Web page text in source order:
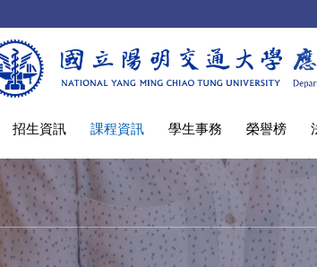
招生資訊 課程資訊 學生事務 榮譽榜